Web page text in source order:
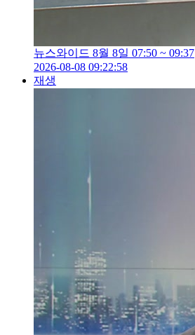
뉴스와이드 8월 8일 07:50 ~ 09:37
2026-08-08 09:22:58
재생